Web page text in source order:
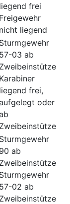
liegend frei
Freigewehr
nicht liegend
Sturmgewehr
57-03 ab
Zweibeinstütze
Karabiner
liegend frei,
oder
Zweibeinstütze
Sturmgewehr
90 ab
Zweibeinstütze
Sturmgewehr
57-02 ab
Zweibeinstütze